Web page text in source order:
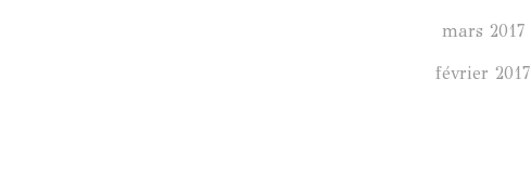
mars 2017
février 2017